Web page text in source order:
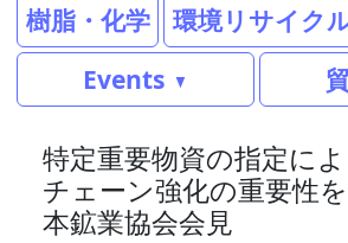
樹脂・化学
環境リサイク
Events
特定重要物資の指定に
チェーン強化の重要性
本鉱業協会会見